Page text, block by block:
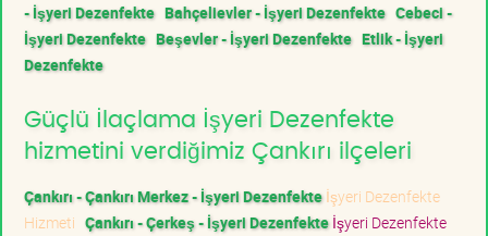
- İşyeri Dezenfekte Bahçelievler - İşyeri Dezenfekte Cebeci -
İşyeri Dezenfekte Beşevler - İşyeri Dezenfekte Etlik - İşyeri
Dezenfekte
Güçlü İlaçlama İşyeri Dezenfekte
hizmetini verdiğimiz Çankırı ilçeleri
Çankırı - Çankırı Merkez - İşyeri Dezenfekteİşyeri Dezenfekte
Hizmeti Çankırı - Çerkeş - İşyeri Dezenfekteİşyeri Dezenfekte